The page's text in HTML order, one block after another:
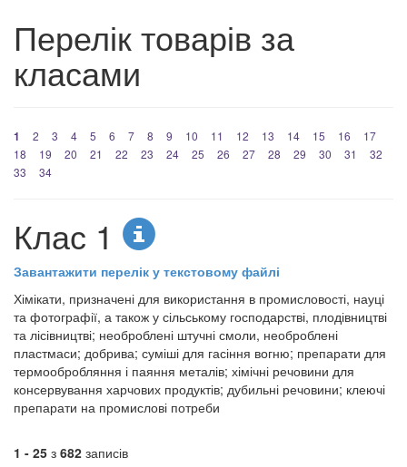
Перелік товарів за
класами
1 2 3 4 5 6 7 8 9 10 11 12 13 14 15 16
17
18
19 20 21 22 23 24 25 26 27 28 29 30 31
32
33
34
Клас 1
Завантажити перелік у текстовому файлі
Хімікати, призначені для використання в промисловості, науці
та фотографії, а також у сільському господарстві, плодівництві
та лісівництві; необроблені штучні смоли, необроблені
пластмаси; добрива; суміші для гасіння вогню; препарати для
термообробляння і паяння металів; хімічні речовини для
консервування харчових продуктів; дубильні речовини; клеючі
препарати на промислові потреби
1 - 25 з 682 записів